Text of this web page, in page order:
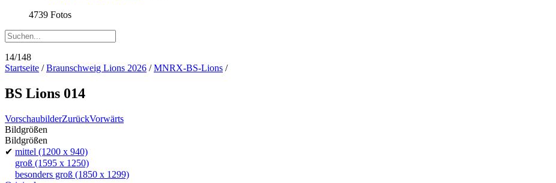
4739 Fotos
14/148
Startseite /Braunschweig Lions 2026 /MNRX-BS-Lions /
BS Lions 014
VorschaubilderZurückVorwärts
Bildgrößen
Bildgrößen
✔ mittel (1200 x 940)
groß (1595 x 1250)
besonders groß (1850 x 1299)